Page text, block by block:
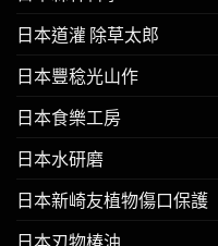
日本道灌 除草太郎
日本豐稔光山作
日本食樂工房
日本水研磨
日本新崎友植物傷口保護
日本刃物椿油